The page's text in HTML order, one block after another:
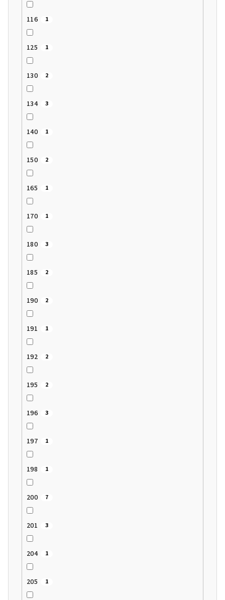
116 1
125 1
130 2
134 3
140 1
150 2
165 1
170 1
180 3
185 2
190 2
191 1
192 2
195 2
196 3
197 1
198 1
200 7
201 3
204 1
205 1